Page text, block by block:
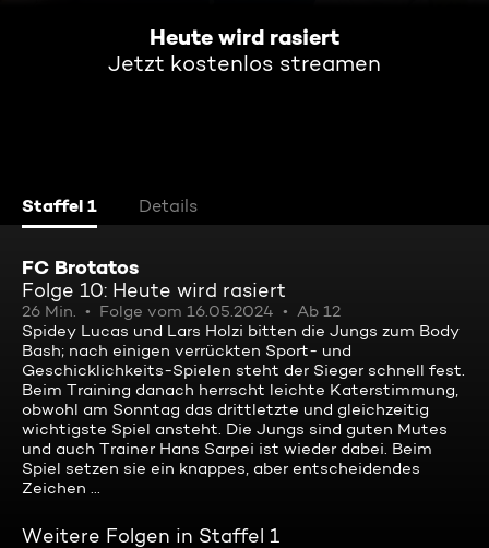
Heute wird rasiert
Jetzt kostenlos streamen
Staffel 1 Details
FC Brotatos
Folge 10: Heute wird rasiert
26 Min. Folge vom 16.05.2024
Ab 12
Spidey Lucas und Lars Holzi bitten die Jungs zum Body
Bash; nach einigen verrückten Sport- und
Geschicklichkeits-Spielen steht der Sieger schnell fest.
Beim Training danach herrscht leichte Katerstimmung,
obwohl am Sonntag das drittletzte und gleichzeitig
wichtigste Spiel ansteht. Die Jungs sind guten Mutes
und auch Trainer Hans Sarpei ist wieder dabei. Beim
Spiel setzen sie ein knappes, aber entscheidendes
Zeichen ...
Weitere Folgen in Staffel 1